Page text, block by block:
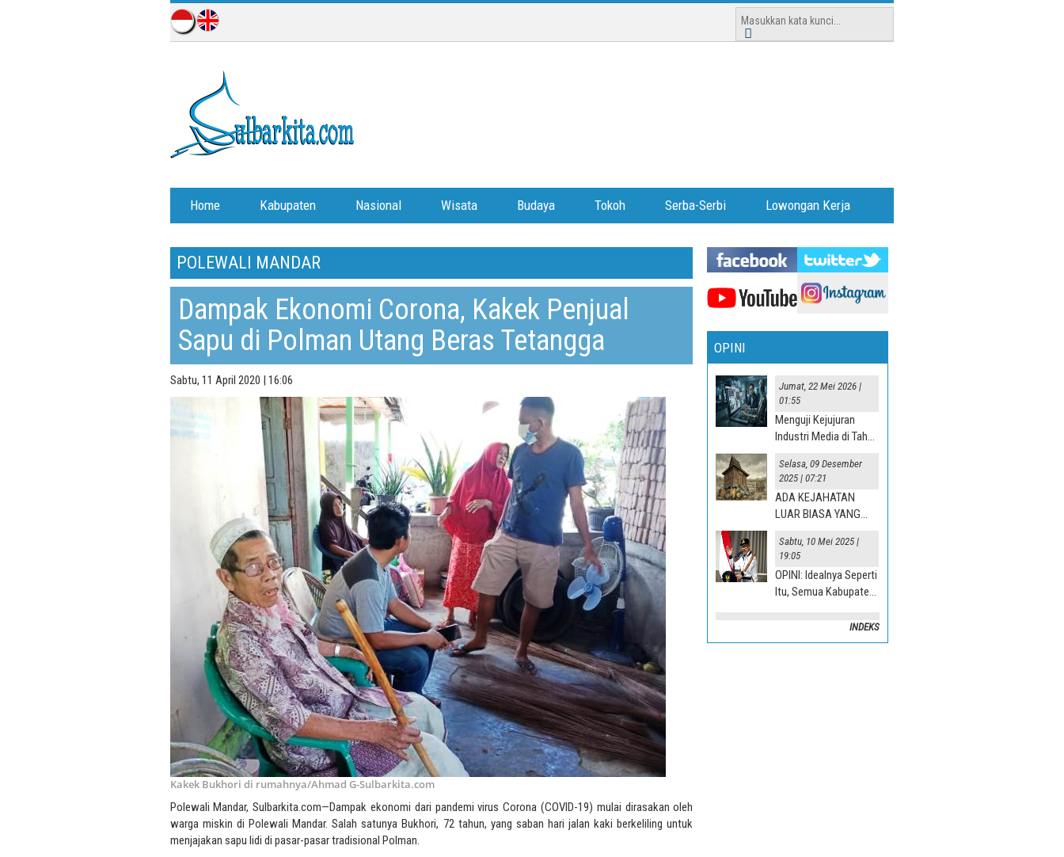
Home Kabupaten Nasional Wisata Budaya Tokoh Serba-Serbi Lowongan Kerja
POLEWALI MANDAR
Dampak Ekonomi Corona, Kakek Penjual
Sapu di Polman Utang Beras Tetangga
Sabtu, 11 April 2020 | 16:06
Kakek Bukhori di rumahnya/Ahmad G-Sulbarkita.com
Polewali Mandar, Sulbarkita.com—Dampak ekonomi dari pandemi virus Corona (COVID-19) mulai dirasakan oleh
warga miskin di Polewali Mandar. Salah satunya Bukhori, 72 tahun, yang saban hari jalan kaki berkeliling untuk
menjajakan sapu lidi di pasar-pasar tradisional Polman.
OPINI
Jumat, 22 Mei 2026 |
01:55
Menguji Kejujuran
Industri Media di Tahun
Selasa, 09 Desember
2025 | 07:21
ADA KEJAHATAN
LUAR BIASA YANG
Sabtu, 10 Mei 2025 |
19:05
OPINI: Idealnya Seperti
Itu, Semua Kabupaten
INDEKS